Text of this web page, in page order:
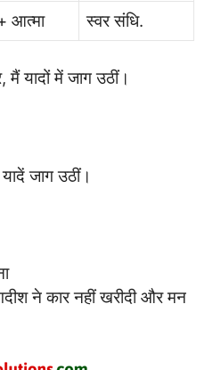
आत्मा स्वर संधि.
यादों में जाग उठीं।
जाग उठीं।
ने कार नहीं खरीदी और मन